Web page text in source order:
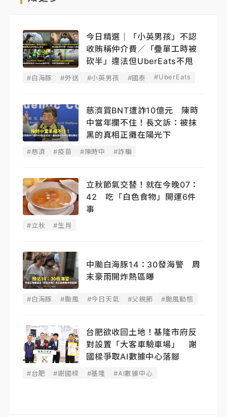
今日精選｜「小英男孩」不認
收賄稱仲介費／「疊單工時被
砍半」違法但UberEats不甩
#白海豚 #外送 #小英男孩 #國泰 #UberEats
慈濟買BNT遭詐10億元 陳時
中當年攔不住！長文訴：被抹
黑的真相正攤在陽光下
#慈濟 #疫苗 #陳時中 #詐騙
立秋節氣交替！就在今晚07：
42 吃「白色食物」開運6件
事
#立秋 #生肖
中颱白海豚14：30發海警 周
末豪雨開炸熱區曝
#白海豚 #颱風 #今日天氣 #父親節 #颱風動態
台肥欲收回土地！基隆市府反
對設置「大客車驗車場」 謝
國樑爭取AI數據中心落腳
#台肥 #謝國樑 #基隆 #AI數據中心